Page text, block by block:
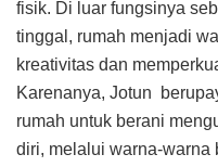
fisik. Di luar fungsinya
tinggal, rumah menjadi
kreativitas dan
Karenanya, Jotun
rumah untuk berani
diri, melalui warna-warna